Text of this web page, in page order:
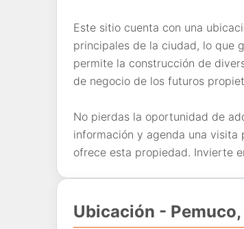
Este sitio cuenta con una
principales de la ciudad, lo que
permite la construcción de
de negocio de los futuros
No pierdas la oportunidad de
información y agenda una
ofrece esta propiedad. Invierte
Ubicación -